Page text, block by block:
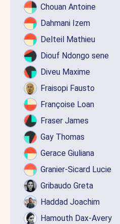
Chouan Antoine
Dahmani Izem
Delteil Mathieu
Diouf Ndongo sene
Diveu Maxime
Fraisopi Fausto
Françoise Loan
Fraser James
Gay Thomas
Gerace Giuliana
Granier-Sicard Lucie
Gribaudo Greta
Haddad Joachim
Hamouth Dax-Avery